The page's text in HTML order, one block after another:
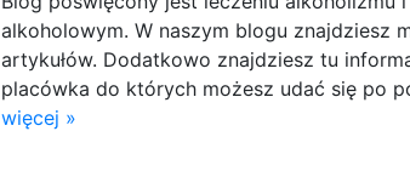
alkoholowym. W naszym blogu znajdziesz
artykułów. Dodatkowo znajdziesz tu
placówka do których możesz udać się po
więcej »